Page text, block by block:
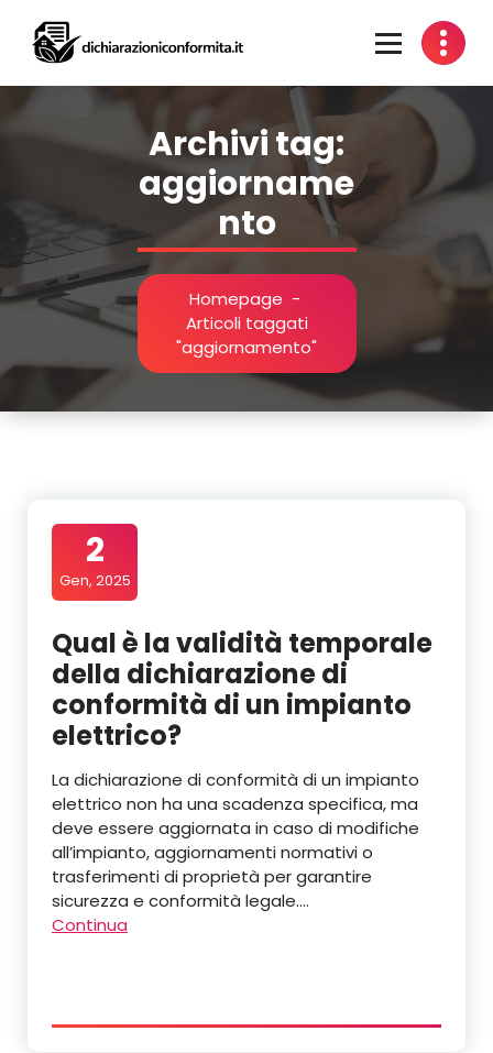
contenuto
Archivi tag:
aggiorname
nto
Homepage -
Articoli taggati
"aggiornamento"
2
Gen, 2025
Qual è la validità temporale
della dichiarazione di
conformità di un impianto
elettrico?
La dichiarazione di conformità di un impianto
elettrico non ha una scadenza specifica, ma
deve essere aggiornata in caso di modifiche
all’impianto, aggiornamenti normativi o
trasferimenti di proprietà per garantire
sicurezza e conformità legale.…
Continua